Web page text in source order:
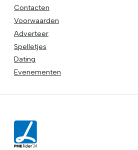
Contacten
Voorwaarden
Adverteer
Spelletjes
Dating
Evenementen